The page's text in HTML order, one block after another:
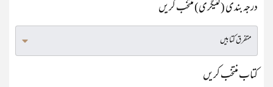
درجہ بندی (کٹیگری) منتخب کریں
کتاب منتخب کریں